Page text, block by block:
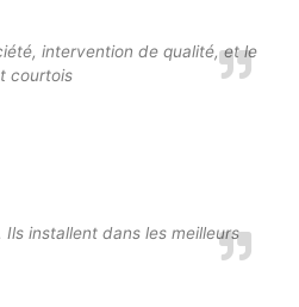
intervention de qualité, et le
courtois
installent dans les meilleurs